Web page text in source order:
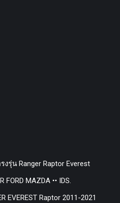
งรุ่น Ranger Raptor Everest
MAZDA •• IDS.
EVEREST Raptor 2011-2021